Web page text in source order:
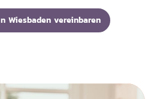
Wiesbaden vereinbaren